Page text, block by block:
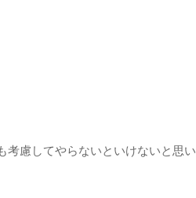
考慮してやらないといけないと思い